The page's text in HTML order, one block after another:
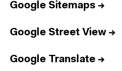
Google Sitemaps →
Google Street View →
Google Translate →